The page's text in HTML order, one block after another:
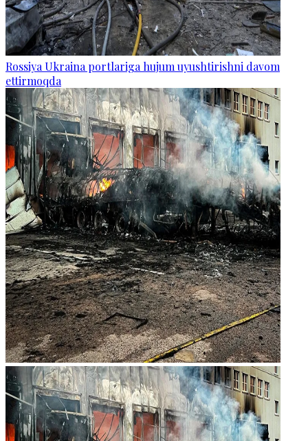
Rossiya Ukraina portlariga hujum uyushtirishni davom
ettirmoqda